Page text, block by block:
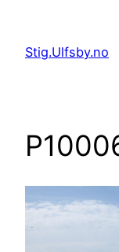
innhold
Stig.Ulfsby.no